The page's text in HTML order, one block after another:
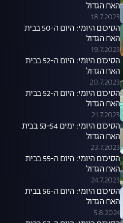
האח הגדול
18.7.2023
הסיכום היומי: היום ה-50 בבית
האח הגדול
19.7.2023
הסיכום היומי: היום ה-52 בבית
האח הגדול
20.7.2023
הסיכום היומי: היום ה-52 בבית
האח הגדול
21.7.2023
הסיכום היומי: ימים 53-54 בבית
האח הגדול
23.7.2023
הסיכום היומי: היום ה-55 בבית
האח הגדול
24.7.2023
הסיכום היומי: היום ה-56 בבית
האח הגדול
5.8.2024